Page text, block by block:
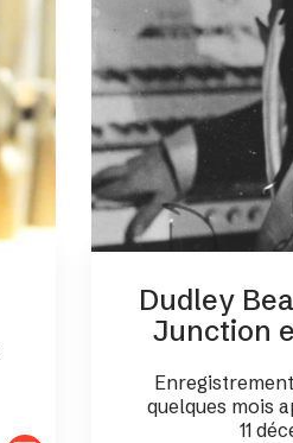
Dudley
Junction
quelques mois
11